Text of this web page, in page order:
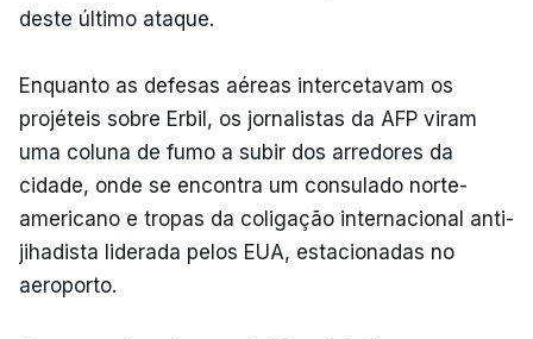
deste último ataque.
Enquanto as defesas aéreas intercetavam os
projéteis sobre Erbil, os jornalistas da AFP viram
uma coluna de fumo a subir dos arredores da
cidade, onde se encontra um consulado norte-
americano e tropas da coligação internacional anti-
jihadista liderada pelos EUA, estacionadas no
aeroporto.